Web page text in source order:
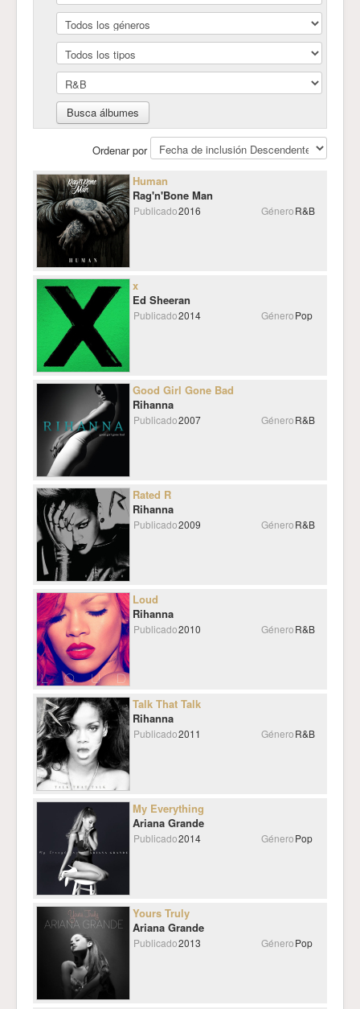
Ordenar por
Human
Rag'n'Bone Man
Publicado2016 GéneroR&B
x
Ed Sheeran
Publicado2014 GéneroPop
Good Girl Gone Bad
Rihanna
Publicado2007 GéneroR&B
Rated R
Rihanna
Publicado2009 GéneroR&B
Loud
Rihanna
Publicado2010 GéneroR&B
Talk That Talk
Rihanna
Publicado2011 GéneroR&B
My Everything
Ariana Grande
Publicado2014 GéneroPop
Yours Truly
Ariana Grande
Publicado2013 GéneroPop